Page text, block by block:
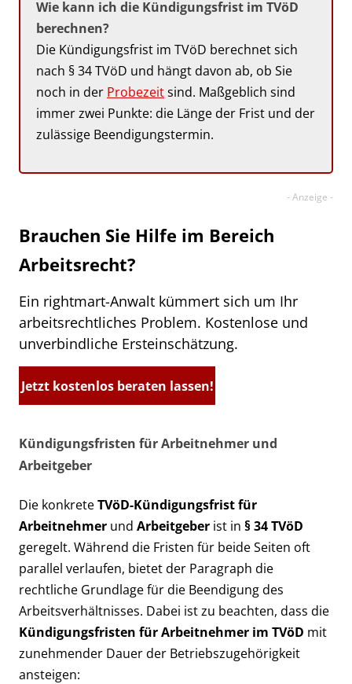
Wie kann ich die Kündigungsfrist im TVöD
berechnen?
Die Kündigungsfrist im TVöD berechnet sich
nach § 34 TVöD und hängt davon ab, ob Sie
noch in der Probezeitsind. Maßgeblich sind
immer zwei Punkte: die Länge der Frist und der
zulässige Beendigungstermin.
Brauchen Sie Hilfe im Bereich
Arbeitsrecht?
Ein rightmart-Anwalt kümmert sich um Ihr
arbeitsrechtliches Problem. Kostenlose und
unverbindliche Ersteinschätzung.
Jetzt kostenlos beraten lassen!
Kündigungsfristen für Arbeitnehmer und
Arbeitgeber
Die konkreteTVöD-Kündigungsfrist für
Arbeitnehmer und Arbeitgeber ist in § 34 TVöD
geregelt. Während die Fristen für beide Seiten oft
parallel verlaufen, bietet der Paragraph die
rechtliche Grundlage für die Beendigung des
Arbeitsverhältnisses. Dabei ist zu beachten, dass die
Kündigungsfristen für Arbeitnehmer im TVöD mit
zunehmender Dauer der Betriebszugehörigkeit
ansteigen: